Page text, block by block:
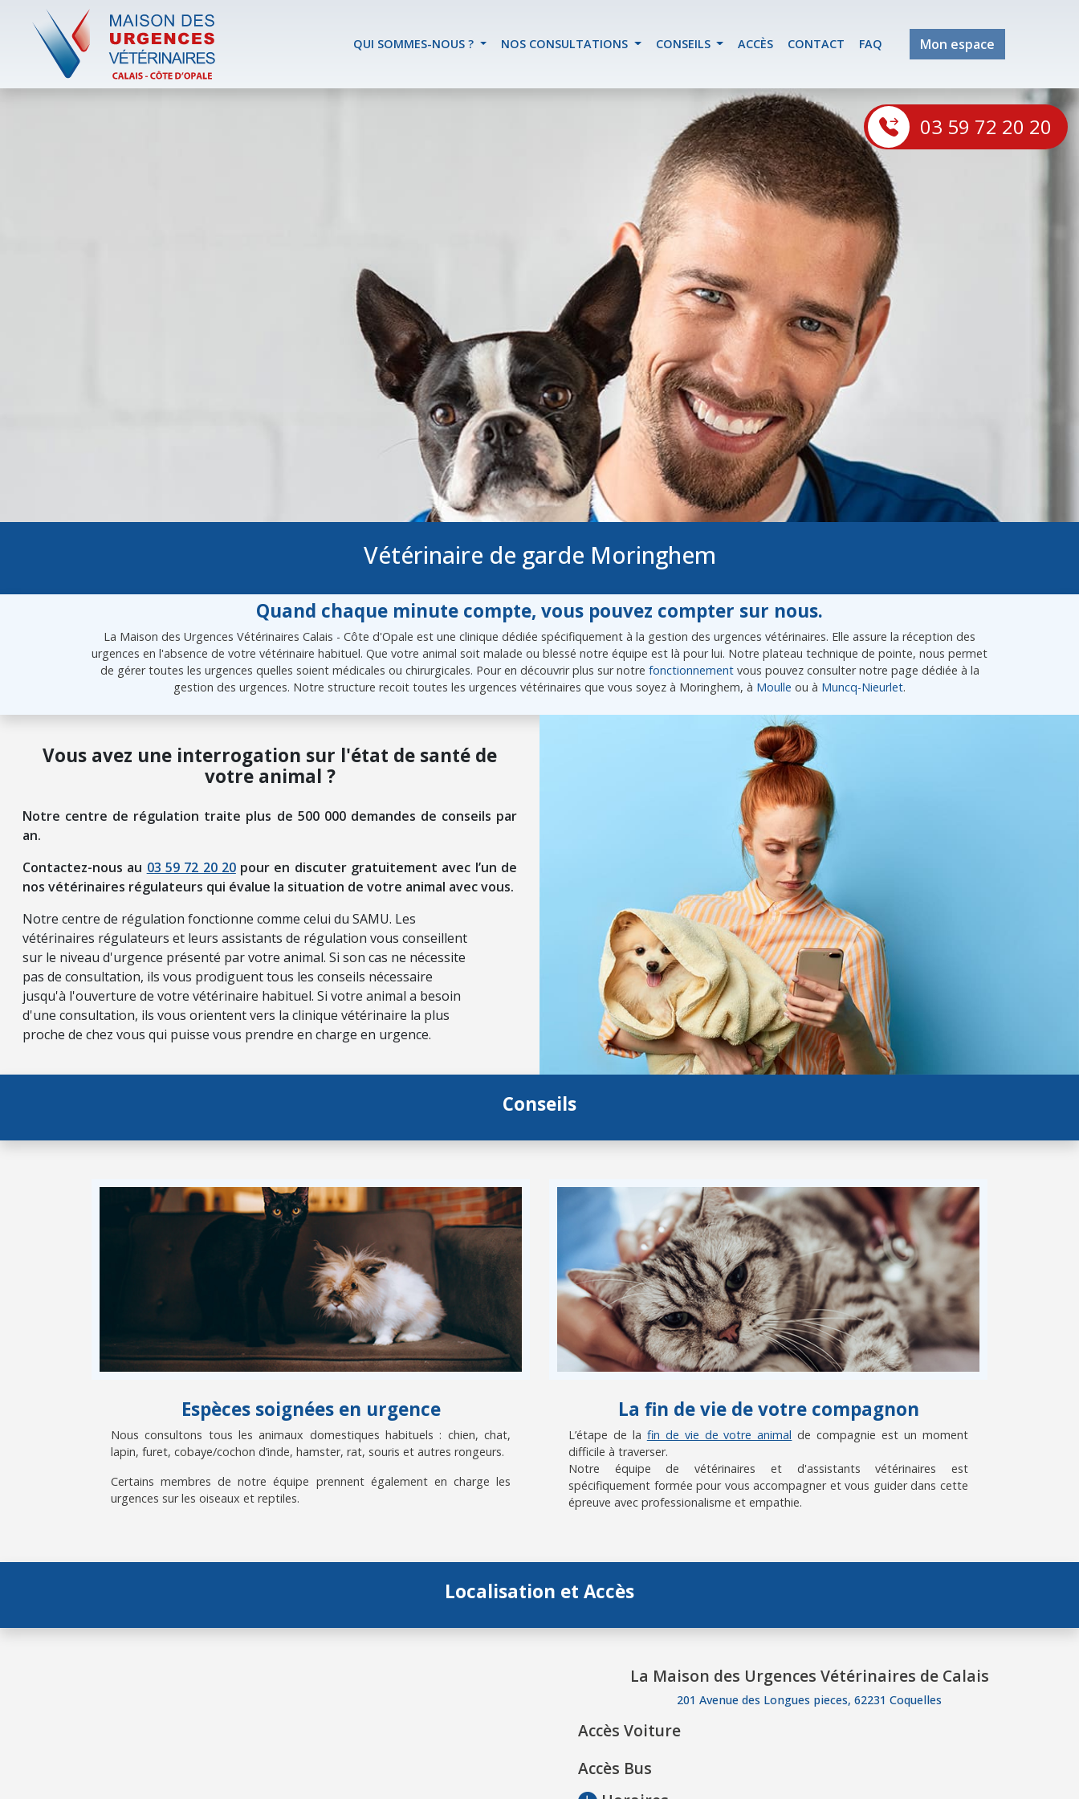
QUI SOMMES-NOUS ? NOS CONSULTATIONS CONSEILS ACCÈS CONTACT FAQ Mon espace
03 59 72 20 20
Vétérinaire de garde Moringhem
Quand chaque minute compte, vous pouvez compter sur nous.
La Maison des Urgences Vétérinaires Calais - Côte d'Opale est une clinique dédiée spécifiquement à la gestion des urgences vétérinaires. Elle assure la réception des
urgences en l'absence de votre vétérinaire habituel. Que votre animal soit malade ou blessé notre équipe est là pour lui. Notre plateau technique de pointe, nous permet
de gérer toutes les urgences quelles soient médicales ou chirurgicales. Pour en découvrir plus sur notre fonctionnementvous pouvez consulter notre page dédiée à la
gestion des urgences. Notre structure recoit toutes les urgences vétérinaires que vous soyez à Moringhem, à Moulle ou à Muncq-Nieurlet.
Vous avez une interrogation sur l'état de santé de
votre animal ?
Notre centre de régulation traite plus de 500 000 demandes de conseils par
an.
Contactez-nous au 03 59 72 20 20pour en discuter gratuitement avec l’un de
nos vétérinaires régulateurs qui évalue la situation de votre animal avec vous.
Notre centre de régulation fonctionne comme celui du SAMU. Les
vétérinaires régulateurs et leurs assistants de régulation vous conseillent
sur le niveau d'urgence présenté par votre animal. Si son cas ne nécessite
pas de consultation, ils vous prodiguent tous les conseils nécessaire
jusqu'à l'ouverture de votre vétérinaire habituel. Si votre animal a besoin
d'une consultation, ils vous orientent vers la clinique vétérinaire la plus
proche de chez vous qui puisse vous prendre en charge en urgence.
Conseils
Espèces soignées en urgence
Nous consultons tous les animaux domestiques habituels : chien, chat,
lapin, furet, cobaye/cochon d’inde, hamster, rat, souris et autres rongeurs.
Certains membres de notre équipe prennent également en charge les
urgences sur les oiseaux et reptiles.
La fin de vie de votre compagnon
L’étape de la fin de vie de votre animal de compagnie est un moment
difficile à traverser.
Notre équipe de vétérinaires et d'assistants vétérinaires est
spécifiquement formée pour vous accompagner et vous guider dans cette
épreuve avec professionalisme et empathie.
Localisation et Accès
La Maison des Urgences Vétérinaires de Calais
201 Avenue des Longues pieces, 62231 Coquelles
Accès Voiture
Accès Bus